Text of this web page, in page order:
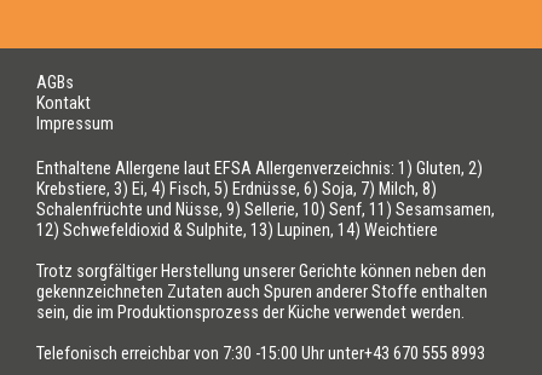
AGBs
Kontakt
Impressum
Enthaltene Allergene laut EFSA Allergenverzeichnis: 1) Gluten, 2)
Krebstiere, 3) Ei, 4) Fisch, 5) Erdnüsse, 6) Soja, 7) Milch, 8)
Schalenfrüchte und Nüsse, 9) Sellerie, 10) Senf, 11) Sesamsamen,
12) Schwefeldioxid & Sulphite, 13) Lupinen, 14) Weichtiere
Trotz sorgfältiger Herstellung unserer Gerichte können neben den
gekennzeichneten Zutaten auch Spuren anderer Stoffe enthalten
sein, die im Produktionsprozess der Küche verwendet werden.
Telefonisch erreichbar von 7:30 -15:00 Uhr unter+43 670 555 8993